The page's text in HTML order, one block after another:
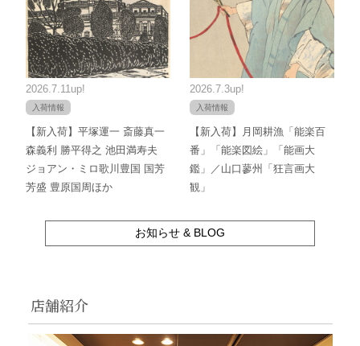
2026.7.11up!
入荷情報
【新入荷】平塚運一 斎藤真一
森義利 勝平得之 池田満寿夫
ジョアン・ミロ歌川豊国 国芳
芳盛 豊原国周ほか
2026.7.3up!
入荷情報
【新入荷】月岡耕漁「能楽百
番」「能楽図絵」「能画大
鑑」／山口蓼州「狂言画大
観」
お知らせ & BLOG
店舗紹介